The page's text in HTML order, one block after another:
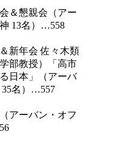
＆懇親会（アー
13名）…558
新年会 佐々木類
部教授）「高市
日本」（アーバ
35名）…557
アーバン・オフ